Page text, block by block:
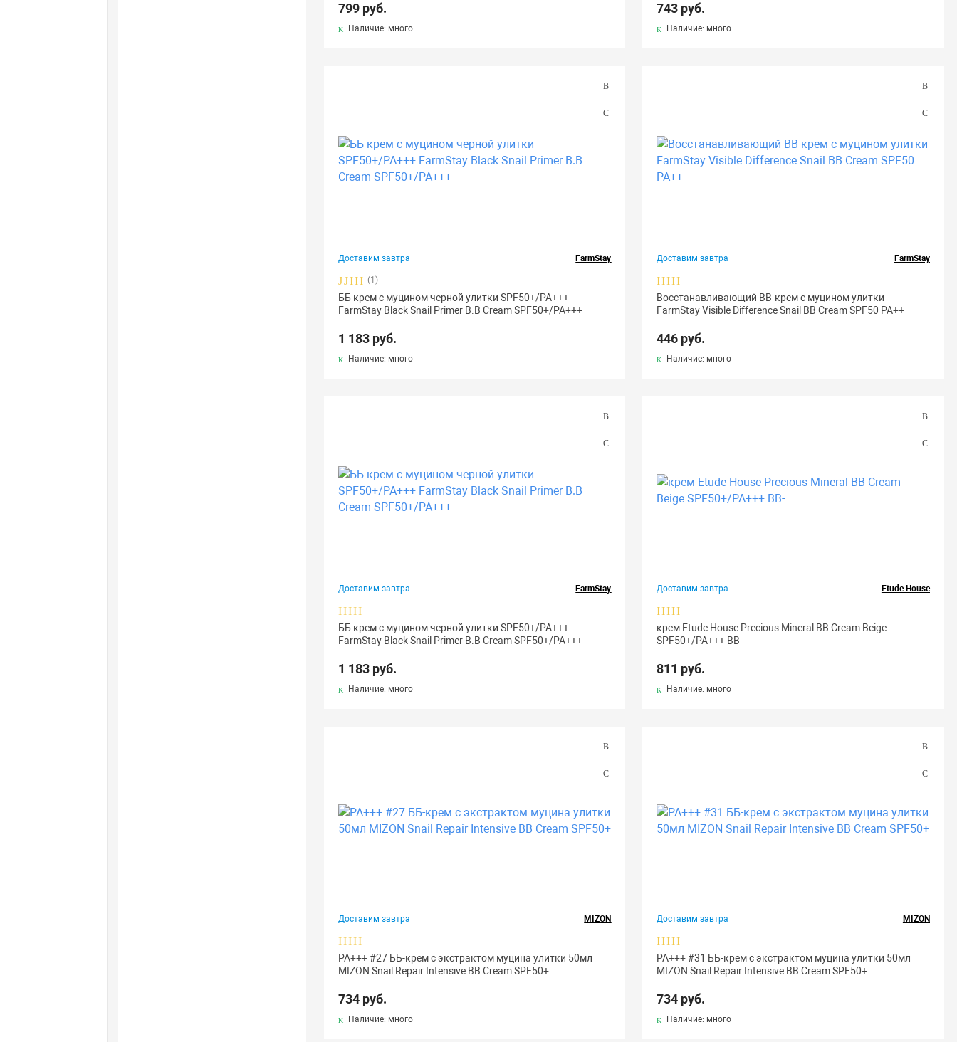
799 руб.
Наличие: много
743 руб.
Наличие: много
Доставим завтра FarmStay
(1)
ББ крем с муцином черной улитки SPF50+/PA+++
FarmStay Black Snail Primer B.B Cream SPF50+/PA+++
1 183 руб.
Наличие: много
Доставим завтра FarmStay
Восстанавливающий ВВ-крем с муцином улитки
FarmStay Visible Difference Snail BB Cream SPF50 PA++
446 руб.
Наличие: много
Доставим завтра FarmStay
ББ крем с муцином черной улитки SPF50+/PA+++
FarmStay Black Snail Primer B.B Cream SPF50+/PA+++
1 183 руб.
Наличие: много
Доставим завтра Etude House
крем Etude House Precious Mineral BB Cream Beige
SPF50+/PA+++ BB-
811 руб.
Наличие: много
Доставим завтра MIZON
РА+++ #27 ББ-крем с экстрактом муцина улитки 50мл
MIZON Snail Repair Intensive BB Cream SPF50+
734 руб.
Наличие: много
Доставим завтра MIZON
РА+++ #31 ББ-крем с экстрактом муцина улитки 50мл
MIZON Snail Repair Intensive BB Cream SPF50+
734 руб.
Наличие: много